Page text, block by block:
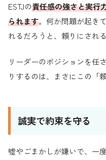
ESTJの責任感の強さと実行
られます。何か問題が起き
れるだろうと、頼りにされ
リーダーのポジションを任
りするのは、まさにこの「
誠実で約束を守る
嘘やごまかしが嫌いで、一